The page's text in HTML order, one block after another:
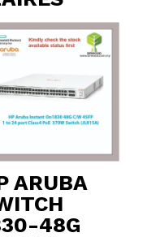
ARUBA
48G